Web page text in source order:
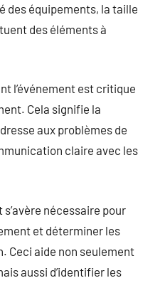
des équipements, la taille
des éléments à
l’événement est critique
Cela signifie la
aux problèmes de
claire avec les
s’avère nécessaire pour
et déterminer les
Ceci aide non seulement
aussi d’identifier les